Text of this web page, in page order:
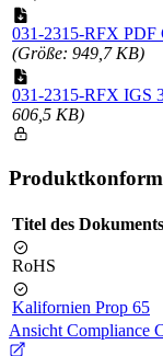
031-2315-RFX PDF
(Größe: 949,7 KB)
031-2315-RFX IGS
606,5 KB)
Titel des Dokuments
RoHS
Kalifornien Prop 65
Ansicht Compliance